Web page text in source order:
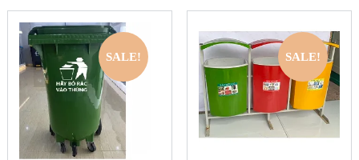
SALE!
QUICK LOOK
VIEW DETAILS
THÊM VÀO GIỎ
HÀNG
SALE!
QUICK LOOK
VIEW DETAILS
THÊM VÀO GIỎ